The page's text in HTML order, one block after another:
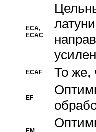
ECA,
ECAC
ECAF То же,
EF